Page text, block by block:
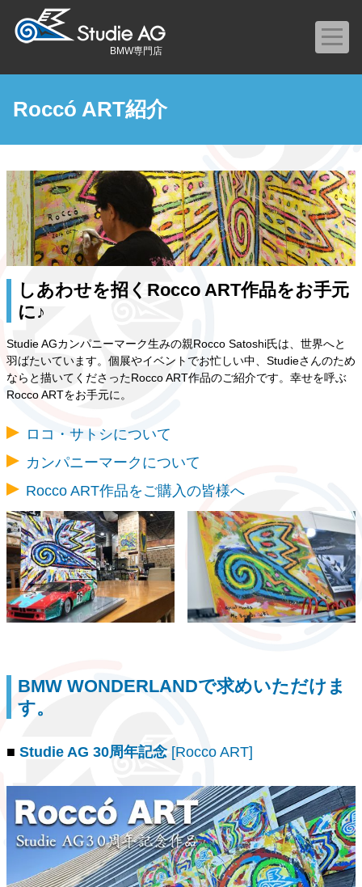
BMW専門店
Roccó ART紹介
しあわせを招くRocco ART作品をお手元
に♪
Studie AGカンパニーマーク生みの親Rocco Satoshi氏は、世界へと
羽ばたいています。個展やイベントでお忙しい中、Studieさんのため
ならと描いてくださったRocco ART作品のご紹介です。幸せを呼ぶ
Rocco ARTをお手元に。
ロコ・サトシについて
カンパニーマークについて
Rocco ART作品をご購入の皆様へ
BMW WONDERLANDで求めいただけま
す。
■ Studie AG 30周年記念 [Rocco ART]